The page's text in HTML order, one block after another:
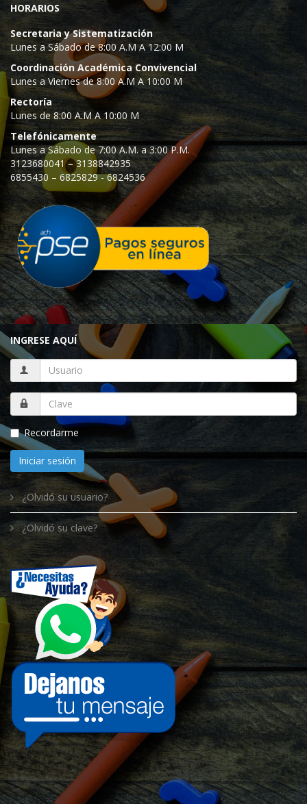
HORARIOS
Secretaria y Sistematización
Lunes a Sábado de 8:00 A.M A 12:00 M
Coordinación Académica Convivencial
Lunes a Viernes de 8:00 A.M A 10:00 M
Rectoría
Lunes de 8:00 A.M A 10:00 M
Telefónicamente
Lunes a Sábado de 7:00 A.M. a 3:00 P.M.
3123680041 – 3138842935
6855430 – 6825829 - 6824536
INGRESE AQUÍ
Recordarme
Iniciar sesión
¿Olvidó su usuario?
¿Olvidó su clave?